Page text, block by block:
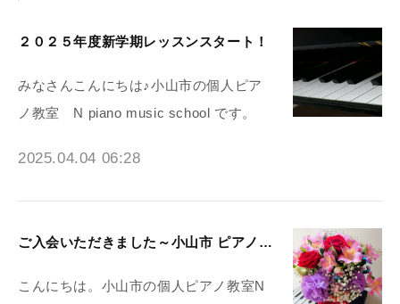
２０２５年度新学期レッスンスタート！
みなさんこんにちは♪小山市の個人ピア
ノ教室 N piano music school です。
2025.04.04 06:28
ご入会いただきました～小山市 ピアノ教室N piano music school
こんにちは。小山市の個人ピアノ教室N